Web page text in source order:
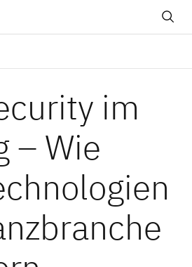
im
– Wie